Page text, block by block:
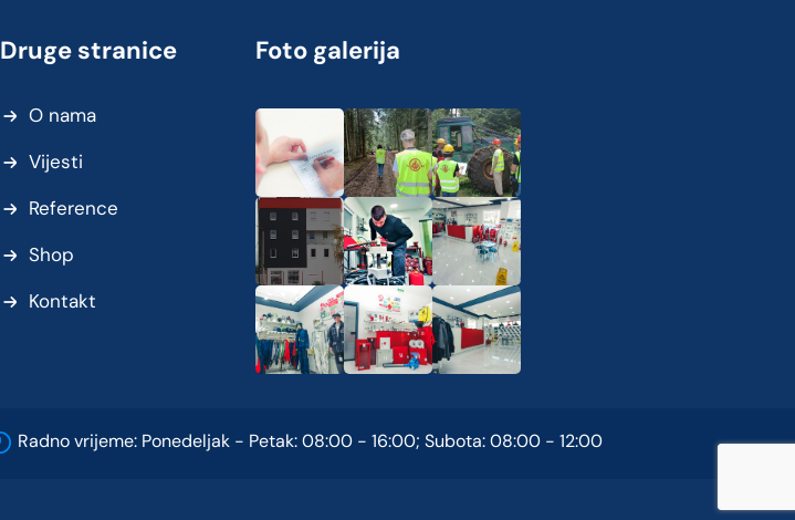
Druge stranice
O nama
Vijesti
Reference
Shop
Kontakt
Foto galerija
Radno vrijeme: Ponedeljak - Petak: 08:00 - 16:00; Subota: 08:00 - 12:00